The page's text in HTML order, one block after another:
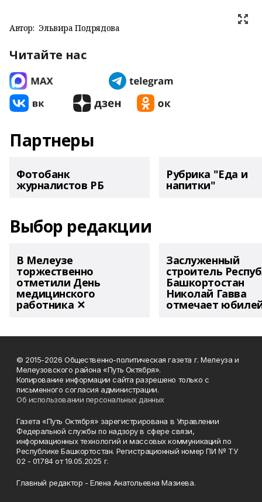
Автор: Эльвира Подрядова
Читайте нас
Партнеры
Фотобанк
журналистов РБ
Рубрика "Еда и
напитки"
Выбор редакции
В Мелеузе
торжественно
отметили День
медицинского
работника ✕
Заслуженный
строитель
Башкортостан
Николай Гавва
отмечает
© 2015-2026 Общественно-политическая газета г. Мелеуза и
Мелеузовского района «Путь Октября».
Копирование информации сайта разрешено только с
письменного согласия администрации.
Об использовании персональных данных
Газета «Путь Октября» зарегистрирована в Управлении
Федеральной службы по надзору в сфере связи,
информационных технологий и массовых коммуникаций по
Республике Башкортостан. Регистрационный номер ПИ № ТУ
02 - 01784 от 19.05.2025 г.
Главный редактор - Елена Анатольевна Мазиева.